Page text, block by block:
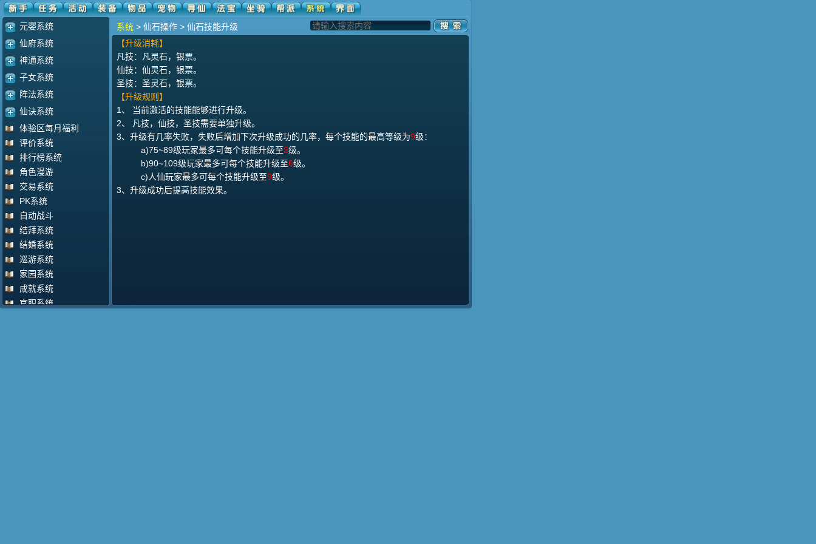
元婴系统
仙府系统
神通系统
子女系统
阵法系统
仙诀系统
体验区每月福利
评价系统
排行榜系统
角色漫游
交易系统
PK系统
自动战斗
结拜系统
结婚系统
巡游系统
家园系统
成就系统
官职系统
系统 > 仙石操作 > 仙石技能升级
【升级消耗】
凡技：凡灵石，银票。
仙技：仙灵石，银票。
圣技：圣灵石，银票。
【升级规则】
1、 当前激活的技能能够进行升级。
2、 凡技，仙技，圣技需要单独升级。
3、升级有几率失败，失败后增加下次升级成功的几率，每个技能的最高等级为9级：
a)75~89级玩家最多可每个技能升级至3级。
b)90~109级玩家最多可每个技能升级至6级。
c)人仙玩家最多可每个技能升级至9级。
3、升级成功后提高技能效果。